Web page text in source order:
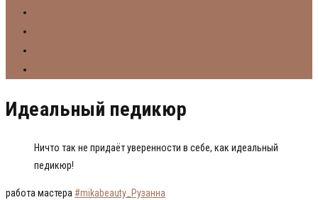
Идеальный педикюр
Ничто так не придаёт уверенности в себе, как идеальный
педикюр!
работа мастера #mikabeauty_Рузанна